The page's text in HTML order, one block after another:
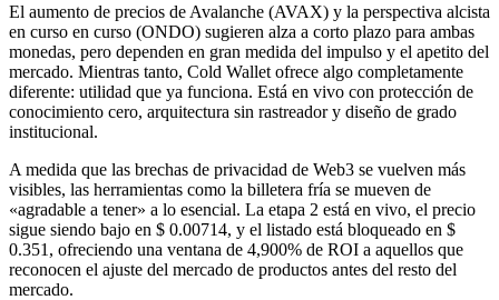
El aumento de precios de Avalanche (AVAX) y la perspectiva alcista
en curso en curso (ONDO) sugieren alza a corto plazo para ambas
monedas, pero dependen en gran medida del impulso y el apetito del
mercado. Mientras tanto, Cold Wallet ofrece algo completamente
diferente: utilidad que ya funciona. Está en vivo con protección de
conocimiento cero, arquitectura sin rastreador y diseño de grado
institucional.
A medida que las brechas de privacidad de Web3 se vuelven más
visibles, las herramientas como la billetera fría se mueven de
«agradable a tener» a lo esencial. La etapa 2 está en vivo, el precio
sigue siendo bajo en $ 0.00714, y el listado está bloqueado en $
0.351, ofreciendo una ventana de 4,900% de ROI a aquellos que
reconocen el ajuste del mercado de productos antes del resto del
mercado.